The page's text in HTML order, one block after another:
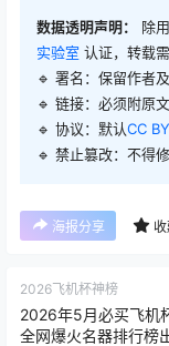
数据透明声明： 除
实验室 认证，转载需
🔹 署名：保留作者及
🔹 链接：必须附原
🔹 协议：默认CC
🔹 禁止篡改：不得
海报分享
2026飞机杯神榜
2026年5月必买飞机
全网爆火名器排行榜